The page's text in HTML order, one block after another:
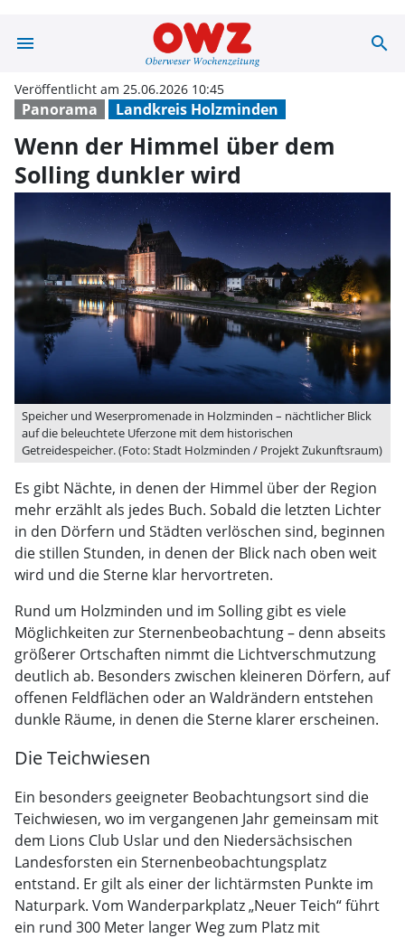
menu Wenn der search
Panorama Landkreis Holzminden
Veröffentlicht am 25.06.2026 10:45
Wenn der Himmel über dem
Solling dunkler wird
Speicher und Weserpromenade in Holzminden – nächtlicher Blick
auf die beleuchtete Uferzone mit dem historischen
Getreidespeicher. (Foto: Stadt Holzminden / Projekt Zukunftsraum)
Es gibt Nächte, in denen der Himmel über der Region
mehr erzählt als jedes Buch. Sobald die letzten Lichter
in den Dörfern und Städten verlöschen sind, beginnen
die stillen Stunden, in denen der Blick nach oben weit
wird und die Sterne klar hervortreten.
Rund um Holzminden und im Solling gibt es viele
Möglichkeiten zur Sternenbeobachtung – denn abseits
größerer Ortschaften nimmt die Lichtverschmutzung
deutlich ab. Besonders zwischen kleineren Dörfern, auf
offenen Feldflächen oder an Waldrändern entstehen
dunkle Räume, in denen die Sterne klarer erscheinen.
Die Teichwiesen
Ein besonders geeigneter Beobachtungsort sind die
Teichwiesen, wo im vergangenen Jahr gemeinsam mit
dem Lions Club Uslar und den Niedersächsischen
Landesforsten ein Sternenbeobachtungsplatz
entstand. Er gilt als einer der lichtärmsten Punkte im
Naturpark. Vom Wanderparkplatz „Neuer Teich“ führt
ein rund 300 Meter langer Weg zum Platz mit